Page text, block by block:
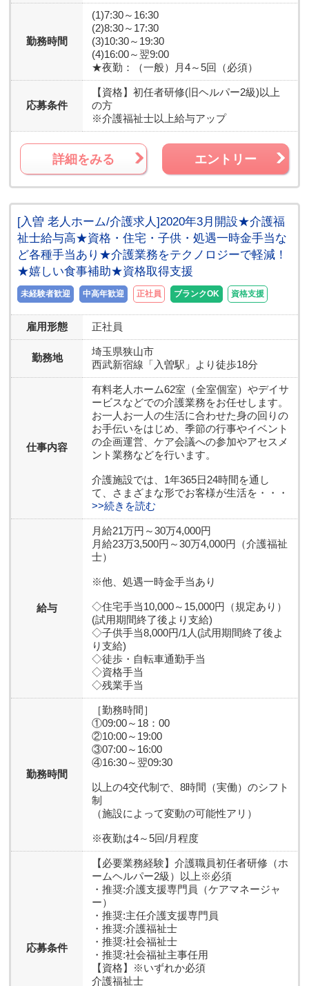
勤務時間
(1)7:30～16:30
(2)8:30～17:30
(3)10:30～19:30
(4)16:00～翌9:00
★夜勤：（一般）月4～5回（必須）
応募条件
【資格】 初任者研修(旧ヘルパー2級)以上
の方
※介護福祉士以上給与アップ
詳細をみる エントリー
[入曽 老人ホーム/介護求人]2020年3月開設★介護福
祉士給与高★資格・住宅・子供・処遇一時金手当な
ど各種手当あり★介護業務をテクノロジーで軽減！
★嬉しい食事補助★資格取得支援
未経験者歓迎 中高年歓迎 正社員 ブランクOK 資格支援
雇用形態 正社員
勤務地
埼玉県狭山市
西武新宿線「入曽駅」より徒歩18分
仕事内容
有料老人ホーム62室（全室個室）やデイサ
ービスなどでの介護業務をお任せします。
お一人お一人の生活に合わせた身の回りの
お手伝いをはじめ、季節の行事やイベント
の企画運営、ケア会議への参加やアセスメ
ント業務などを行います。
介護施設では、1年365日24時間を通し
て、さまざまな形でお客様が生活を・・・
>>続きを読む
給与
月給21万円～30万4,000円
月給23万3,500円～30万4,000円（介護福祉
士）
※他、処遇一時金手当あり
◇住宅手当10,000～15,000円（規定あり）
(試用期間終了後より支給)
◇子供手当8,000円/1人(試用期間終了後よ
り支給)
◇徒歩・自転車通勤手当
◇資格手当
◇残業手当
勤務時間
［勤務時間］
①09:00～18：00
②10:00～19:00
③07:00～16:00
④16:30～翌09:30
以上の4交代制で、8時間（実働）のシフト
制
（施設によって変動の可能性アリ）
※夜勤は4～5回/月程度
応募条件
【必要業務経験】 介護職員初任者研修（ホ
ームヘルパー2級）以上※必須
・推奨:介護支援専門員（ケアマネージャ
ー）
・推奨:主任介護支援専門員
・推奨:介護福祉士
・推奨:社会福祉士
・推奨:社会福祉主事任用
【資格】
※いずれか必須
介護福祉士